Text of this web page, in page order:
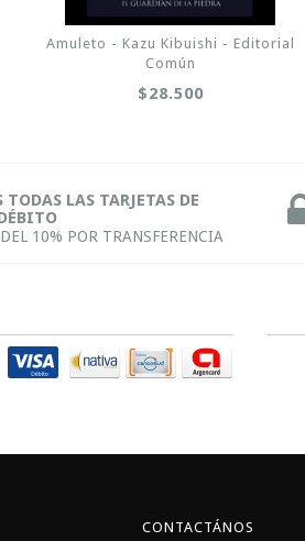
Amuleto - Kazu Kibuishi - Editorial
Común
$28.500
TODAS LAS TARJETAS DE
10% POR TRANSFERENCIA
CONTACTÁNOS